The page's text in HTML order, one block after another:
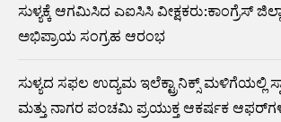
ಸುಳ್ಯಕ್ಕೆ ಆಗಮಿಸಿದ ಎಐಸಿಸಿ ವೀಕ್ಷಕರು:ಕಾಂಗ್ರೆಸ್
ಅಭಿಪ್ರಾಯ ಸಂಗ್ರಹ ಆರಂಭ
ಸುಳ್ಯದ ಸಫಲ ಉದ್ಯಮ ಇಲೆಕ್ಟ್ರಾನಿಕ್ಸ್ ಮಳಿಗೆಯಲ್ಲಿ
ಮತ್ತು ನಾಗರ ಪಂಚಮಿ ಪ್ರಯುಕ್ತ ಆಕರ್ಷಕ